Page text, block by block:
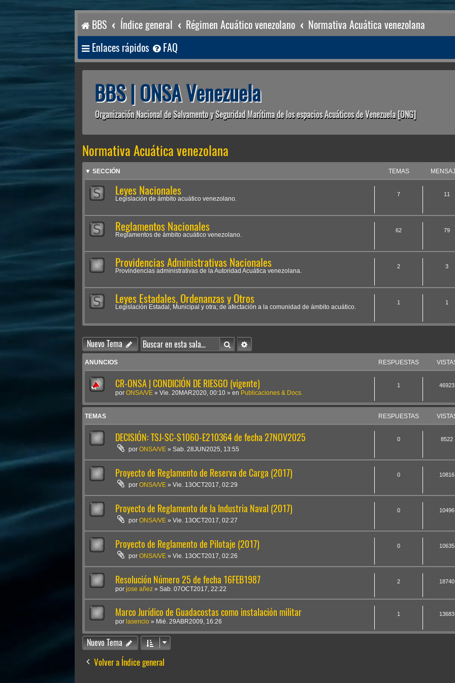
BBS Índice general Régimen Acuático venezolano Normativa Acuática venezolana
Enlaces rápidos FAQ
BBS | ONSA Venezuela
Organización Nacional de Salvamento y Seguridad Marítima de los espacios Acuáticos de Venezuela [ONG]
Normativa Acuática venezolana
▼ SECCIÓN TEMAS
Leyes Nacionales
Legislación de ámbito acuático venezolano.
7 11
Reglamentos Nacionales
Reglamentos de ámbito acuático venezolano.
62 79
Providencias Administrativas Nacionales
Provindencias administrativas de la Autoridad Acuática venezolana.
2 3
Leyes Estadales, Ordenanzas y Otros
Legislación Estadal, Municipal y otra; de afectación a la comunidad de ámbito acuático.
1 1
Nuevo Tema BuscarBúsqueda avanzada
ANUNCIOS RESPUESTAS
CR-ONSA | CONDICIÓN DE RIESGO (vigente)
por ONSA/VE » Vie. 20MAR2020, 00:10 » en Publicaciones & Docs.
1 46923
TEMAS RESPUESTAS
DECISIÓN: TSJ-SC-S1060-E210364 de fecha 27NOV2025
porONSA/VE »Sab. 28JUN2025, 13:55
0 8522
Proyecto de Reglamento de Reserva de Carga (2017)
porONSA/VE »Vie. 13OCT2017, 02:29
0 10816
Proyecto de Reglamento de la Industria Naval (2017)
porONSA/VE »Vie. 13OCT2017, 02:27
0 10496
Proyecto de Reglamento de Pilotaje (2017)
porONSA/VE »Vie. 13OCT2017, 02:26
0 10635
Resolución Número 25 de fecha 16FEB1987
por jose añez » Sab. 07OCT2017, 22:22
2 18740
Marco Jurídico de Guadacostas como instalación militar
por lasencio » Mié. 29ABR2009, 16:26
1 13683
Nuevo Tema
Volver a Índice general